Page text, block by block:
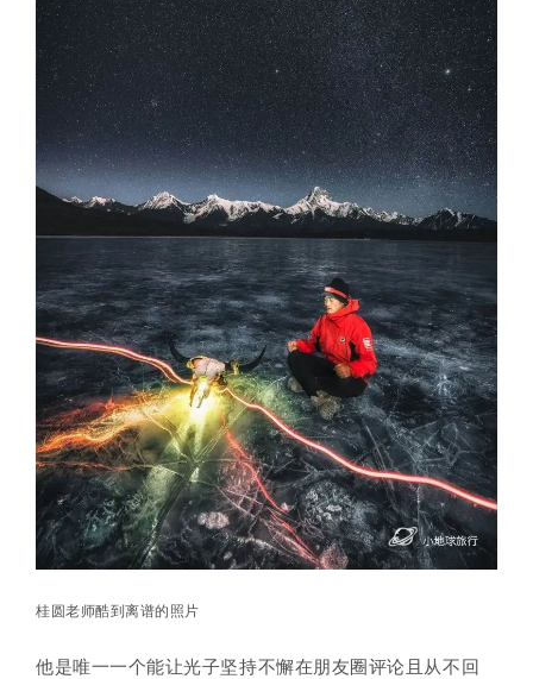
桂圆老师酷到离谱的照片
他是唯一一个能让光子坚持不懈在朋友圈评论且从不回